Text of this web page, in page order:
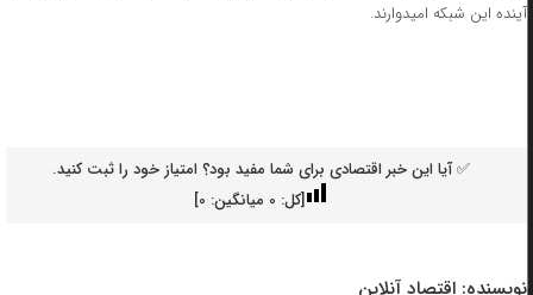
آینده این شبکه امیدوارند.
✅ آیا این خبر اقتصادی برای شما مفید بود؟ امتیاز خود را ثبت کنید.
[کل: 0میانگین: 0
]
نویسنده: اقتصاد آنلاین